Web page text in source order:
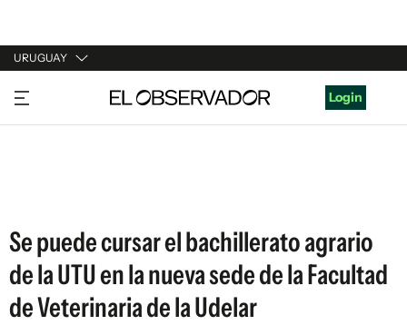
URUGUAY
URUGUAY
ARGENTINA
Login
Se puede cursar el bachillerato agrario
de la UTU en la nueva sede de la Facultad
de Veterinaria de la Udelar